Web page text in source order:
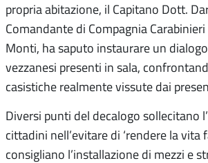
propria abitazione, il Capitano Dott.
Comandante di Compagnia Carabinieri
Monti, ha saputo instaurare un
vezzanesi presenti in sala,
casistiche realmente vissute dai
Diversi punti del decalogo sollecitano
cittadini nell’evitare di ‘rendere la vita
consigliano l’installazione di mezzi e